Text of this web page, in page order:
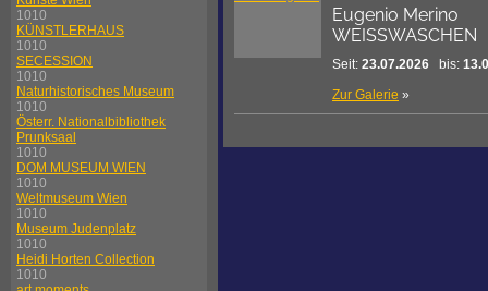
1010
KÜNSTLERHAUS
1010
SECESSION
1010
Naturhistorisches Museum
1010
Österr. Nationalbibliothek
Prunksaal
1010
DOM MUSEUM WIEN
1010
Weltmuseum Wien
1010
Museum Judenplatz
1010
Heidi Horten Collection
1010
Eugenio Merino
WEISSWASCHEN
Seit: 23.07.2026 bis:
Zur Galerie »